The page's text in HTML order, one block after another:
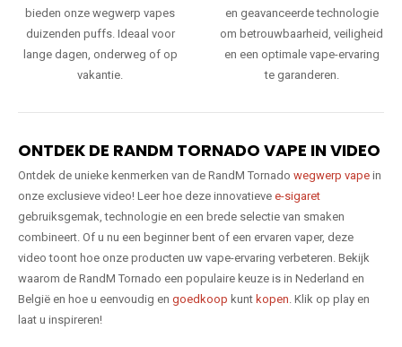
bieden onze wegwerp vapes
duizenden puffs. Ideaal voor
lange dagen, onderweg of op
vakantie.
en geavanceerde technologie
om betrouwbaarheid, veiligheid
en een optimale vape-ervaring
te garanderen.
ONTDEK DE RANDM TORNADO VAPE IN VIDEO
Ontdek de unieke kenmerken van de RandM Tornado wegwerp vape in
onze exclusieve video! Leer hoe deze innovatieve e-sigaret
gebruiksgemak, technologie en een brede selectie van smaken
combineert. Of u nu een beginner bent of een ervaren vaper, deze
video toont hoe onze producten uw vape-ervaring verbeteren. Bekijk
waarom de RandM Tornado een populaire keuze is in Nederland en
België en hoe u eenvoudig en goedkoop kunt kopen. Klik op play en
laat u inspireren!